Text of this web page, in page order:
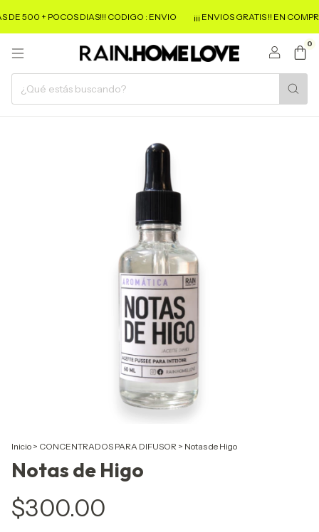
500 + POCOS DIAS!!! CODIGO : ENVIO ¡¡¡ ENVIOS GRATIS !! EN COMPRAS
0
Inicio > CONCENTRADOS PARA DIFUSOR > Notas de Higo
Notas de Higo
$300.00